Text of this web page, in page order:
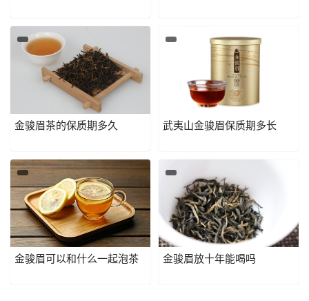
金骏眉茶的保质期多久 武夷山金骏眉保质期多长
金骏眉可以和什么一起泡茶 金骏眉放十年能喝吗